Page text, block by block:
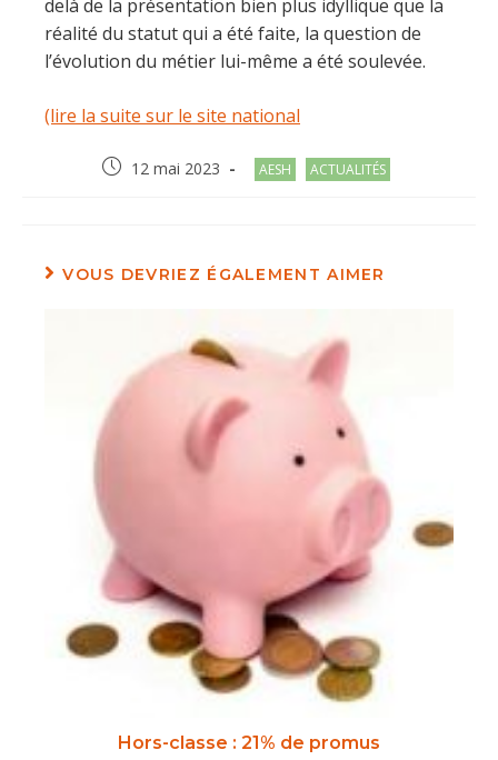
delà de la présentation bien plus idyllique que la
réalité du statut qui a été faite, la question de
l’évolution du métier lui-même a été soulevée.
(lire la suite sur le site national
Post12 mai 2023
Post
AESH ACTUALITÉS
VOUS DEVRIEZ ÉGALEMENT AIMER
Hors-classe : 21% de promus